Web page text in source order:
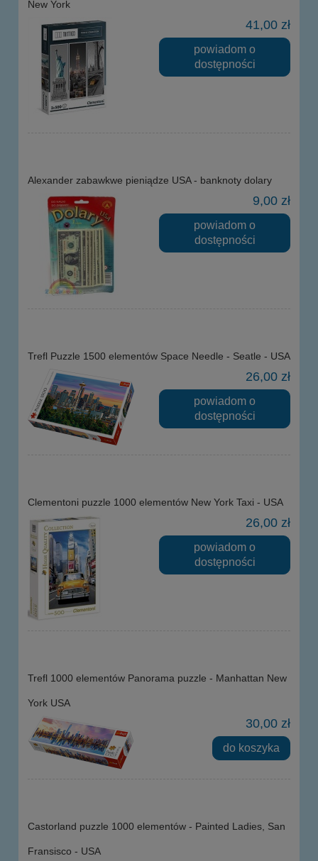
New York
41,00 zł
powiadom o
dostępności
Alexander zabawkwe pieniądze USA - banknoty dolary
9,00 zł
powiadom o
dostępności
Trefl Puzzle 1500 elementów Space Needle - Seatle - USA
26,00 zł
powiadom o
dostępności
Clementoni puzzle 1000 elementów New York Taxi - USA
26,00 zł
powiadom o
dostępności
Trefl 1000 elementów Panorama puzzle - Manhattan New
York USA
30,00 zł
do koszyka
Castorland puzzle 1000 elementów - Painted Ladies, San
Fransisco - USA